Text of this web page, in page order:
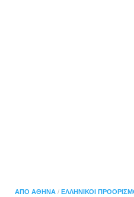
ΑΠΌ ΑΘΉΝΑ / ΕΛΛΗΝΙΚΟΊ